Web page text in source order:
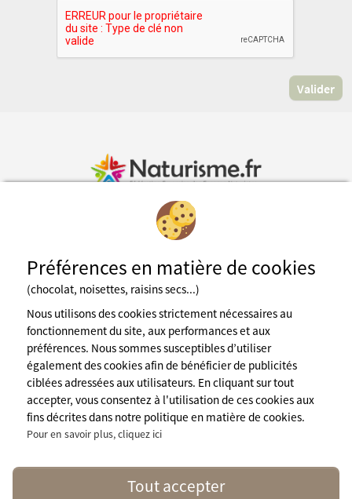
Inscription à la newsletter
Fédération des espaces naturistes
Mentions légales
CGU du site
Charte de confidentialité
Espace presse
A propos de nous
contact@naturisme.fr
Nos partenaires
Suivez nous
Préférences en matière de cookies
(chocolat, noisettes, raisins secs...)
Nous utilisons des cookies strictement nécessaires au
fonctionnement du site, aux performances et aux
préférences. Nous sommes susceptibles d’utiliser
également des cookies afin de bénéficier de publicités
ciblées adressées aux utilisateurs. En cliquant sur tout
accepter, vous consentez à l'utilisation de ces cookies aux
fins décrites dans notre politique en matière de cookies.
Pour en savoir plus, cliquez ici
Tout accepter